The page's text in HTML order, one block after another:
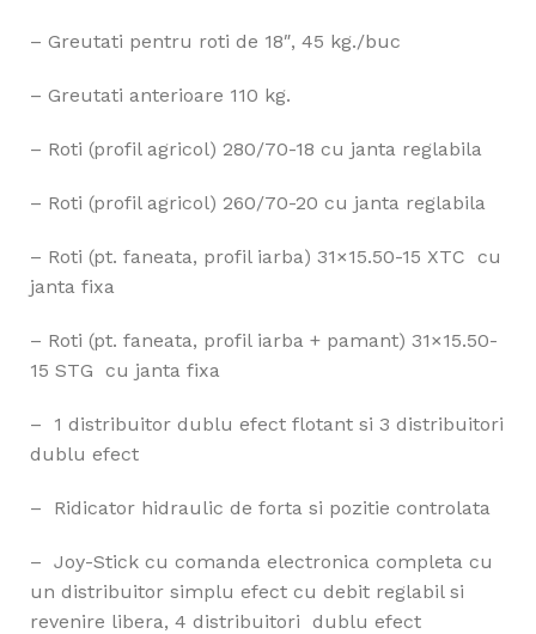
– Greutati pentru roti de 18″, 45 kg./buc
– Greutati anterioare 110 kg.
– Roti (profil agricol) 280/70-18 cu janta reglabila
– Roti (profil agricol) 260/70-20 cu janta reglabila
– Roti (pt. faneata, profil iarba) 31×15.50-15 XTC cu
janta fixa
– Roti (pt. faneata, profil iarba + pamant) 31×15.50-
15 STG cu janta fixa
– 1 distribuitor dublu efect flotant si 3 distribuitori
dublu efect
– Ridicator hidraulic de forta si pozitie controlata
– Joy-Stick cu comanda electronica completa cu
un distribuitor simplu efect cu debit reglabil si
revenire libera, 4 distribuitori dublu efect